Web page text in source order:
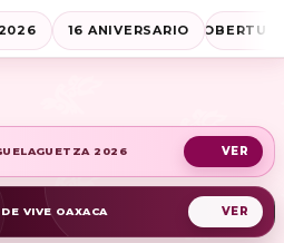
16 ANIVERSARIO
2026
VIVE OAXACA